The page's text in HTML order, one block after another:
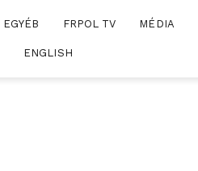
EGYÉB FRPOL TV MÉDIA
ENGLISH